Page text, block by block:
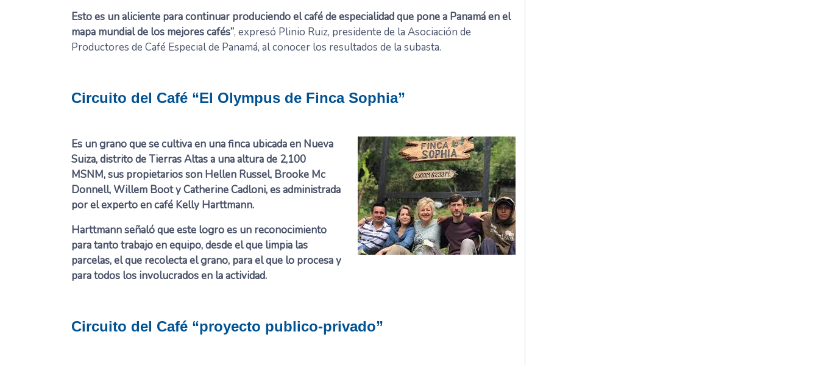
Esto es un aliciente para continuar produciendo el café de especialidad que pone a Panamá en el
mapa mundial de los mejores cafés”, expresó Plinio Ruiz, presidente de la Asociación de
Productores de Café Especial de Panamá, al conocer los resultados de la subasta.
Circuito del Café “El Olympus de Finca Sophia”
Es un grano que se cultiva en una finca ubicada en Nueva
Suiza, distrito de Tierras Altas a una altura de 2,100
MSNM, sus propietarios son Hellen Russel, Brooke Mc
Donnell, Willem Boot y Catherine Cadloni, es administrada
por el experto en café Kelly Harttmann.
Harttmann señaló que este logro es un reconocimiento
para tanto trabajo en equipo, desde el que limpia las
parcelas, el que recolecta el grano, para el que lo procesa y
para todos los involucrados en la actividad.
Circuito del Café “proyecto publico-privado”